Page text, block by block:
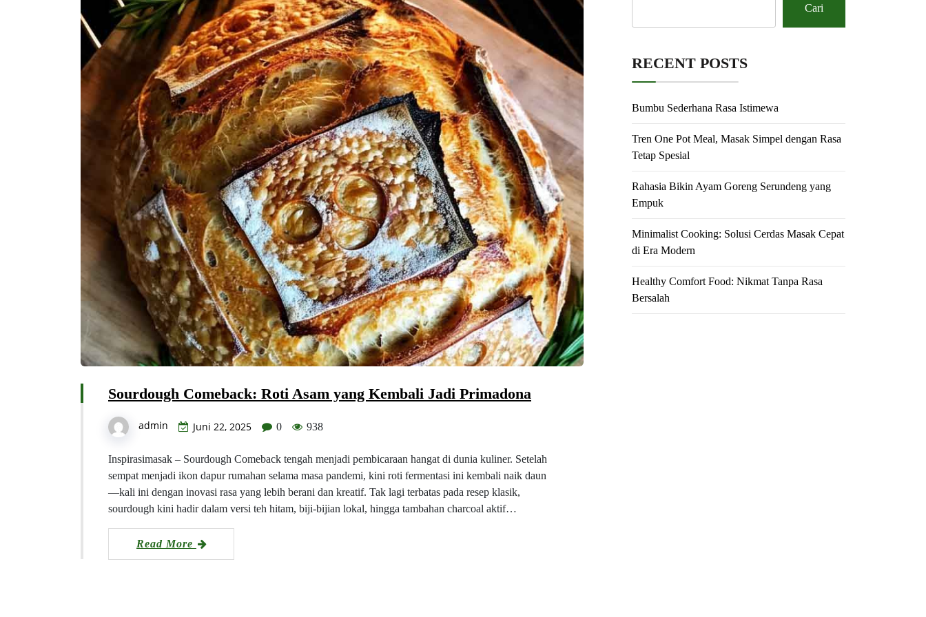
Sourdough Comeback: Roti Asam yang Kembali Jadi Primadona
admin Juni 22, 2025 0 938
Inspirasimasak – Sourdough Comeback tengah menjadi pembicaraan hangat di dunia kuliner. Setelah
sempat menjadi ikon dapur rumahan selama masa pandemi, kini roti fermentasi ini kembali naik daun
—kali ini dengan inovasi rasa yang lebih berani dan kreatif. Tak lagi terbatas pada resep klasik,
sourdough kini hadir dalam versi teh hitam, biji-bijian lokal, hingga tambahan charcoal aktif…
Read More
Cari
RECENT POSTS
Bumbu Sederhana Rasa Istimewa
Tren One Pot Meal, Masak Simpel dengan Rasa
Tetap Spesial
Rahasia Bikin Ayam Goreng Serundeng yang
Empuk
Minimalist Cooking: Solusi Cerdas Masak Cepat
di Era Modern
Healthy Comfort Food: Nikmat Tanpa Rasa
Bersalah